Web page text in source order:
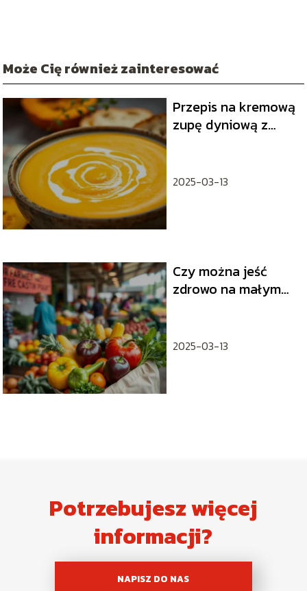
Może Cię również zainteresować
Przepis na kremową
zupę dyniową z
2025-03-13
Czy można jeść
zdrowo na małym
wskazówki
2025-03-13
Potrzebujesz więcej
informacji?
NAPISZ DO NAS